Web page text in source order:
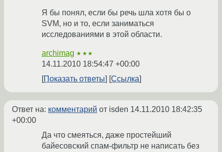
Я бы понял, если бы речь шла хотя бы о
SVM, но и то, если заниматься
исследованиями в этой области.
archimag ★★★
14.11.2010 18:54:47 +00:00
Показать ответы
Ссылка
Ответ на: комментарий от isden 14.11.2010 18:42:35
+00:00
Да что смеяться, даже простейший
байесовский спам-фильтр не написать без